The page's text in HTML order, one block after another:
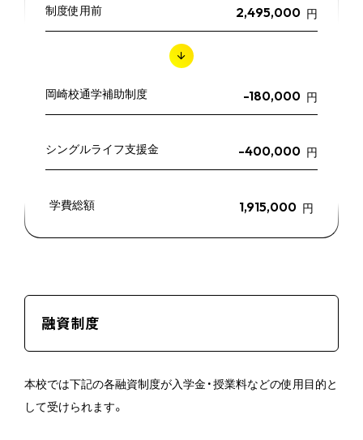
制度使用前 2,495,000 円
岡崎校通学補助制度 -180,000 円
シングルライフ支援金 -400,000 円
学費総額 1,915,000 円
融資制度
本校では下記の各融資制度が入学金・授業料などの使用目的と
して受けられます。